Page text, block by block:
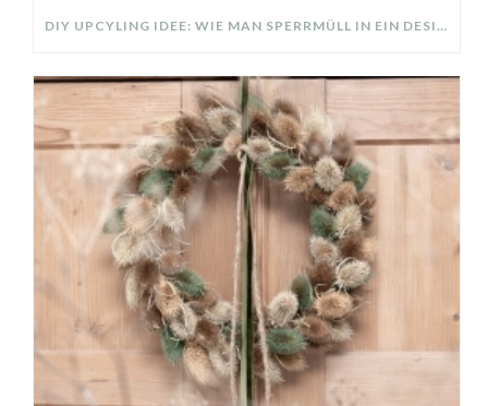
DIY UPCYLING IDEE: WIE MAN SPERRMÜLL IN EIN DESIGNER TEIL VERWANDELT